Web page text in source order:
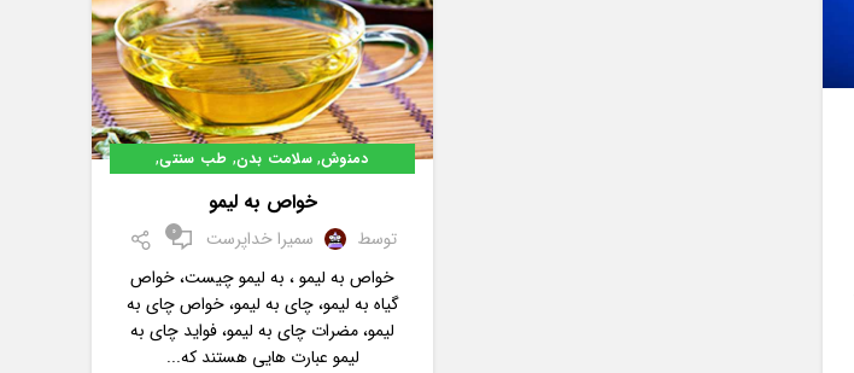
دمنوش, سلامت بدن, طب سنتی,
گیاهان دارویی معجون ها
خواص به لیمو
توسط سمیرا خداپرست 0
خواص به لیمو ، به لیمو چیست، خواص
گیاه به لیمو، چای به لیمو، خواص چای به
لیمو، مضرات چای به لیمو، فواید چای به
لیمو عبارت هایی هستند که...